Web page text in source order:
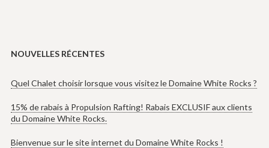
NOUVELLES RÉCENTES
Quel Chalet choisir lorsque vous visitez le Domaine White Rocks ?
15% de rabais à Propulsion Rafting! Rabais EXCLUSIF aux clients
du Domaine White Rocks.
Bienvenue sur le site internet du Domaine White Rocks !